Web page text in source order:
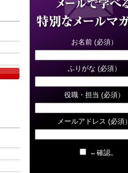
お名前 (必須）
ふりがな (必須）
役職・担当 (必須）
メールアドレス (必須）
←確認。